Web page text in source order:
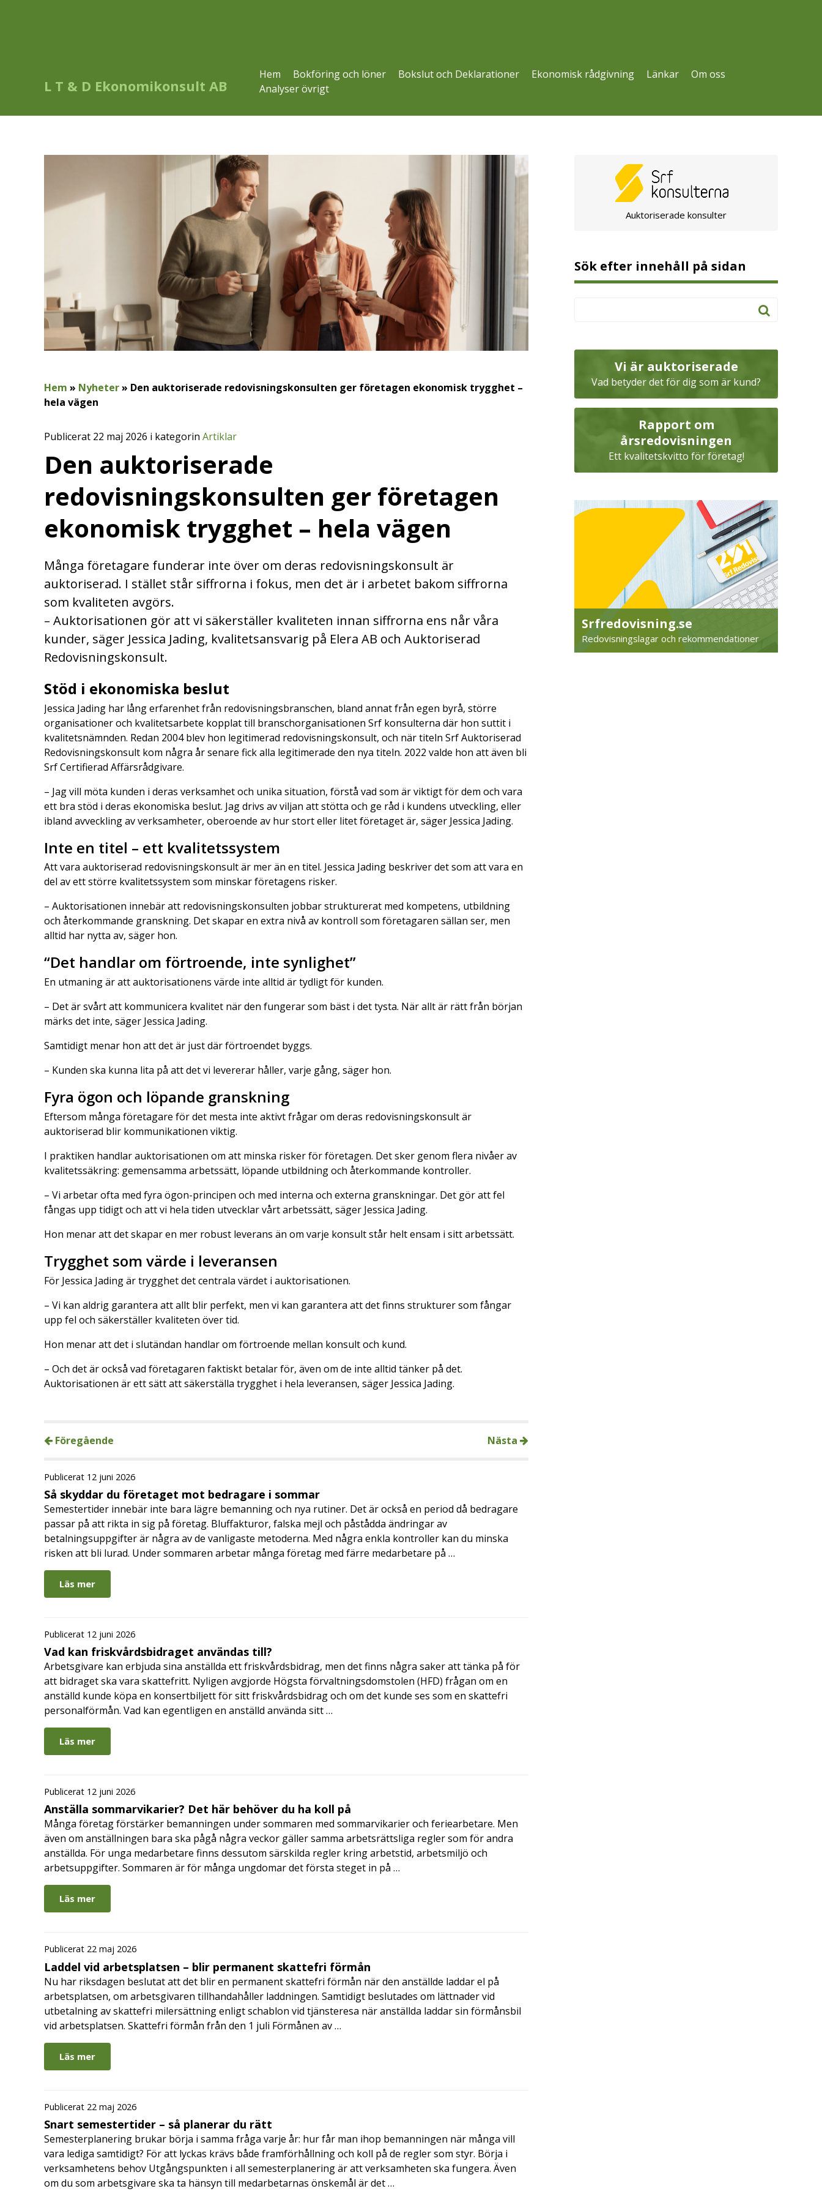
L T & D Ekonomikonsult AB
Hem Bokföring och löner Bokslut och Deklarationer Ekonomisk rådgivning Länkar
Om oss
Analyser övrigt
Hem » Nyheter» Den auktoriserade redovisningskonsulten ger företagen ekonomisk trygghet –
hela vägen
Publicerat 22 maj 2026 i kategorin Artiklar
Den auktoriserade
redovisningskonsulten ger företagen
ekonomisk trygghet – hela vägen
Många företagare funderar inte över om deras redovisningskonsult är
auktoriserad. I stället står siffrorna i fokus, men det är i arbetet bakom siffrorna
som kvaliteten avgörs.
– Auktorisationen gör att vi säkerställer kvaliteten innan siffrorna ens når våra
kunder, säger Jessica Jading, kvalitetsansvarig på Elera AB och Auktoriserad
Redovisningskonsult.
Stöd i ekonomiska beslut
Jessica Jading har lång erfarenhet från redovisningsbranschen, bland annat från egen byrå, större
organisationer och kvalitetsarbete kopplat till branschorganisationen Srf konsulterna där hon suttit i
kvalitetsnämnden. Redan 2004 blev hon legitimerad redovisningskonsult, och när titeln Srf Auktoriserad
Redovisningskonsult kom några år senare fick alla legitimerade den nya titeln. 2022 valde hon att även bli
Srf Certifierad Affärsrådgivare.
– Jag vill möta kunden i deras verksamhet och unika situation, förstå vad som är viktigt för dem och vara
ett bra stöd i deras ekonomiska beslut. Jag drivs av viljan att stötta och ge råd i kundens utveckling, eller
ibland avveckling av verksamheter, oberoende av hur stort eller litet företaget är, säger Jessica Jading.
Inte en titel – ett kvalitetssystem
Att vara auktoriserad redovisningskonsult är mer än en titel. Jessica Jading beskriver det som att vara en
del av ett större kvalitetssystem som minskar företagens risker.
– Auktorisationen innebär att redovisningskonsulten jobbar strukturerat med kompetens, utbildning
och återkommande granskning. Det skapar en extra nivå av kontroll som företagaren sällan ser, men
alltid har nytta av, säger hon.
“Det handlar om förtroende, inte synlighet”
En utmaning är att auktorisationens värde inte alltid är tydligt för kunden.
– Det är svårt att kommunicera kvalitet när den fungerar som bäst i det tysta. När allt är rätt från början
märks det inte, säger Jessica Jading.
Samtidigt menar hon att det är just där förtroendet byggs.
– Kunden ska kunna lita på att det vi levererar håller, varje gång, säger hon.
Fyra ögon och löpande granskning
Eftersom många företagare för det mesta inte aktivt frågar om deras redovisningskonsult är
auktoriserad blir kommunikationen viktig.
I praktiken handlar auktorisationen om att minska risker för företagen. Det sker genom flera nivåer av
kvalitetssäkring: gemensamma arbetssätt, löpande utbildning och återkommande kontroller.
– Vi arbetar ofta med fyra ögon-principen och med interna och externa granskningar. Det gör att fel
fångas upp tidigt och att vi hela tiden utvecklar vårt arbetssätt, säger Jessica Jading.
Hon menar att det skapar en mer robust leverans än om varje konsult står helt ensam i sitt arbetssätt.
Trygghet som värde i leveransen
För Jessica Jading är trygghet det centrala värdet i auktorisationen.
– Vi kan aldrig garantera att allt blir perfekt, men vi kan garantera att det finns strukturer som fångar
upp fel och säkerställer kvaliteten över tid.
Hon menar att det i slutändan handlar om förtroende mellan konsult och kund.
– Och det är också vad företagaren faktiskt betalar för, även om de inte alltid tänker på det.
Auktorisationen är ett sätt att säkerställa trygghet i hela leveransen, säger Jessica Jading.
Föregående Nästa
Publicerat 12 juni 2026
Så skyddar du företaget mot bedragare i sommar
Semestertider innebär inte bara lägre bemanning och nya rutiner. Det är också en period då bedragare
passar på att rikta in sig på företag. Bluffakturor, falska mejl och påstådda ändringar av
betalningsuppgifter är några av de vanligaste metoderna. Med några enkla kontroller kan du minska
risken att bli lurad. Under sommaren arbetar många företag med färre medarbetare på …
Läs mer
Publicerat 12 juni 2026
Vad kan friskvårdsbidraget användas till?
Arbetsgivare kan erbjuda sina anställda ett friskvårdsbidrag, men det finns några saker att tänka på för
att bidraget ska vara skattefritt. Nyligen avgjorde Högsta förvaltningsdomstolen (HFD) frågan om en
anställd kunde köpa en konsertbiljett för sitt friskvårdsbidrag och om det kunde ses som en skattefri
personalförmån. Vad kan egentligen en anställd använda sitt …
Läs mer
Publicerat 12 juni 2026
Anställa sommarvikarier? Det här behöver du ha koll på
Många företag förstärker bemanningen under sommaren med sommarvikarier och feriearbetare. Men
även om anställningen bara ska pågå några veckor gäller samma arbetsrättsliga regler som för andra
anställda. För unga medarbetare finns dessutom särskilda regler kring arbetstid, arbetsmiljö och
arbetsuppgifter. Sommaren är för många ungdomar det första steget in på …
Läs mer
Publicerat 22 maj 2026
Laddel vid arbetsplatsen – blir permanent skattefri förmån
Nu har riksdagen beslutat att det blir en permanent skattefri förmån när den anställde laddar el på
arbetsplatsen, om arbetsgivaren tillhandahåller laddningen. Samtidigt beslutades om lättnader vid
utbetalning av skattefri milersättning enligt schablon vid tjänsteresa när anställda laddar sin förmånsbil
vid arbetsplatsen. Skattefri förmån från den 1 juli Förmånen av …
Läs mer
Publicerat 22 maj 2026
Snart semestertider – så planerar du rätt
Semesterplanering brukar börja i samma fråga varje år: hur får man ihop bemanningen när många vill
vara lediga samtidigt? För att lyckas krävs både framförhållning och koll på de regler som styr. Börja i
verksamhetens behov Utgångspunkten i all semesterplanering är att verksamheten ska fungera. Även
om du som arbetsgivare ska ta hänsyn till medarbetarnas önskemål är det …
Auktoriserade konsulter
Sök efter innehåll på sidan
Vi är auktoriserade
Vad betyder det för dig som är kund?
Rapport om
årsredovisningen
Ett kvalitetskvitto för företag!
Srfredovisning.se
Redovisningslagar och rekommendationer